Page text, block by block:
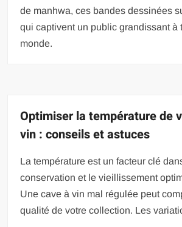
de manhwa, ces bandes dessinées
qui captivent un public grandissant à
monde.
Optimiser la température de
vin : conseils et astuces
La température est un facteur clé
conservation et le vieillissement
Une cave à vin mal régulée peut
qualité de votre collection. Les